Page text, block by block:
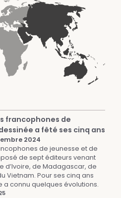
francophones de
a fêté ses cinq ans
2024
de jeunesse et de
de sept éditeurs venant
d’Ivoire, de Madagascar, de
Vietnam. Pour ses cinq ans
a connu quelques évolutions.